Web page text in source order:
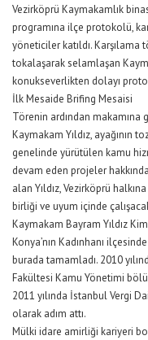
Vezirköprü Kaymakamlık
programına ilçe protokolü,
yöneticiler katıldı.
tokalaşarak selamlaşan
konukseverlikten dolayı
​İlk Mesaide Brifing Mesaisi
Törenin ardından
Kaymakam Yıldız, ayağının
genelinde yürütülen kamu
devam eden projeler
alan Yıldız, Vezirköprü
birliği ve uyum içinde
​Kaymakam Bayram Yıldız
Konya’nın Kadınhanı
burada tamamladı. 2010
Fakültesi Kamu Yönetimi
2011 yılında İstanbul Vergi
olarak adım attı.
Mülki idare amirliği kariyeri